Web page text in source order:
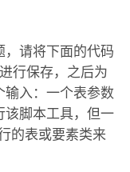
，请将下面的代码
行保存，之后为
输入：一个表参数
该脚本工具，但一
的表或要素类来